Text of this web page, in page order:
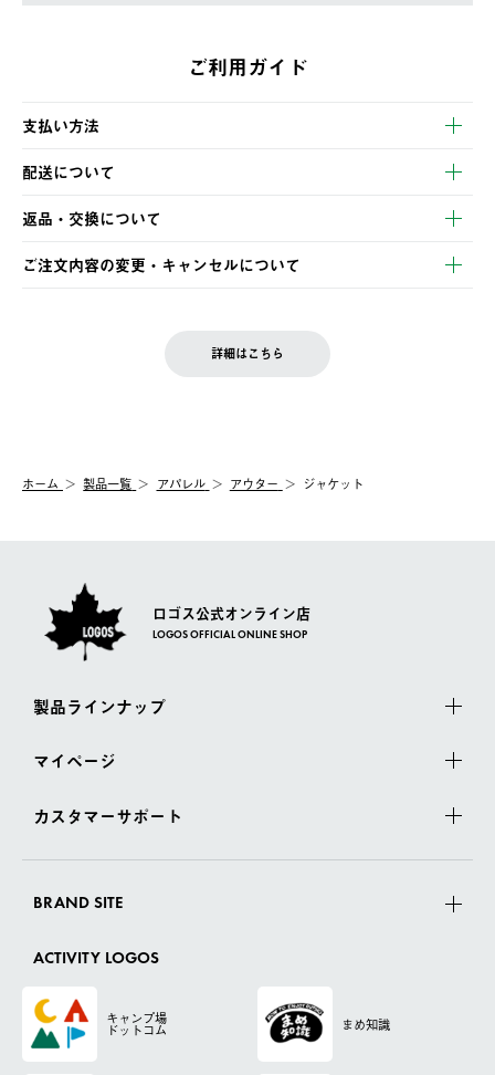
ご利用ガイド
支払い方法
以下のいずれかの方法でお支払いいただけます。
・クレジットカード決済
・コンビニ決済
・Pay-easy決済
配送について
【発送スケジュール】
ご注文・ご入金完了より2営業日以内に商品を発送いたします。
土日祝の発送はございませんので、木曜日以降のご注文は週明け
の発送となる場合がございます。
【配送業者】
佐川急便にて配送されます。
返品・交換について
※お客様都合の場合
お客様都合の返品にかかる送料は、お客様ご負担とさせていただ
一度お手元の商品を返品いただき、ご希望商品を再注文してくだ
ご注文内容の変更・キャンセルについて
LOGOS FAMILY会員の方は、会員マイページ内 購入履歴画面に
詳細はこちら
ホーム 製品一覧 アパレル アウター ジャケット
ロゴス公式オンライン店
LOGOS OFFICIAL ONLINE SHOP
製品ラインナップ
マイページ
カスタマーサポート
BRAND SITE
ACTIVITY LOGOS
キャンプ場
ドットコム まめ知識